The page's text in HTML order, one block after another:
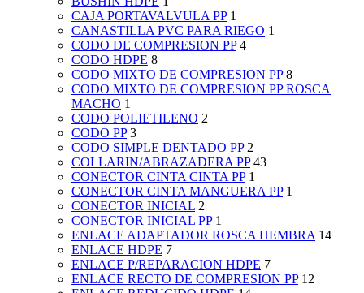
CAJA PORTAVALVULA PP 1
CANASTILLA PVC PARA RIEGO 1
CODO DE COMPRESION PP 4
CODO HDPE 8
CODO MIXTO DE COMPRESION PP 8
CODO MIXTO DE COMPRESION PP ROSCA
MACHO 1
CODO POLIETILENO 2
CODO PP 3
CODO SIMPLE DENTADO PP 2
COLLARIN/ABRAZADERA PP 43
CONECTOR CINTA CINTA PP 1
CONECTOR CINTA MANGUERA PP 1
CONECTOR INICIAL 2
CONECTOR INICIAL PP 1
ENLACE ADAPTADOR ROSCA HEMBRA 14
ENLACE HDPE 7
ENLACE P/REPARACION HDPE 7
ENLACE RECTO DE COMPRESION PP 12